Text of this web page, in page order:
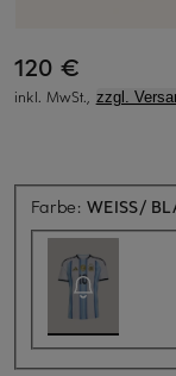
120 €
inkl. MwSt., zzgl.
Farbe:WEISS/